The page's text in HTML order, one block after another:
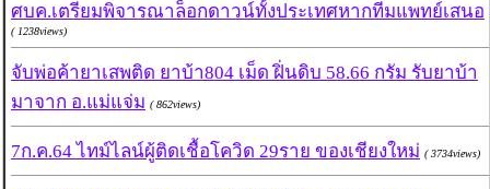
ศบค.เตรียมพิจารณาล็อกดาวน์ทั้งประเทศหากทีมแพทย์เสนอ
( 1238views)
จับพ่อค้ายาเสพติด ยาบ้า804 เม็ด ฝิ่นดิบ 58.66 กรัม รับยาบ้า
มาจาก อ.แม่แจ่ม ( 862views)
7ก.ค.64 ไทม์ไลน์ผู้ติดเชื้อโควิด 29ราย ของเชียงใหม่ ( 3734views)